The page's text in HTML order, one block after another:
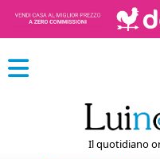
Il quotidiano